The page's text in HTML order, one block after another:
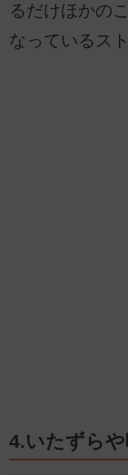
るだけほかの
なっているス
4.いたずら